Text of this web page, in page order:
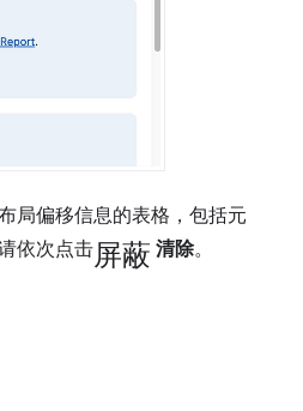
局偏移信息的表格，包括元
依次点击 屏蔽 清除。